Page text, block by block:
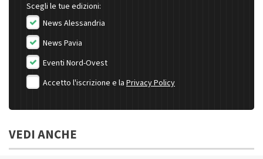
Scegli le tue edizioni:
News Alessandria
News Pavia
Eventi Nord-Ovest
Accetto l'iscrizione e la Privacy Policy
VEDI ANCHE